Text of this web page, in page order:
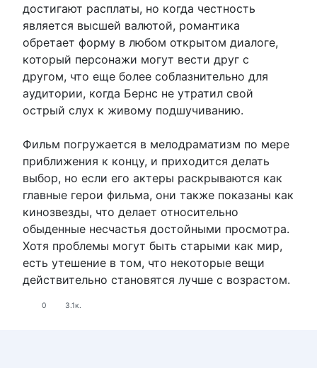
достигают расплаты, но когда честность
является высшей валютой, романтика
обретает форму в любом открытом диалоге,
который персонажи могут вести друг с
другом, что еще более соблазнительно для
аудитории, когда Бернс не утратил свой
острый слух к живому подшучиванию.
Фильм погружается в мелодраматизм по мере
приближения к концу, и приходится делать
выбор, но если его актеры раскрываются как
главные герои фильма, они также показаны как
кинозвезды, что делает относительно
обыденные несчастья достойными просмотра.
Хотя проблемы могут быть старыми как мир,
есть утешение в том, что некоторые вещи
действительно становятся лучше с возрастом.
0 3.1к.